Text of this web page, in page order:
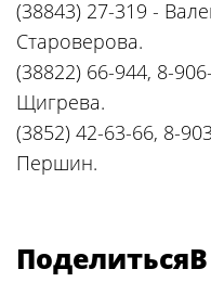
(38843) 27-319 -
Староверова.
(38822) 66-944, 8-
Щигрева.
(3852) 42-63-66, 8-
Першин.
Поделиться